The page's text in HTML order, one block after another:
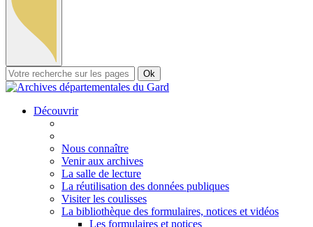
Ok
Découvrir
Nous connaître
Venir aux archives
La salle de lecture
La réutilisation des données publiques
Visiter les coulisses
La bibliothèque des formulaires, notices et vidéos
Les formulaires et notices